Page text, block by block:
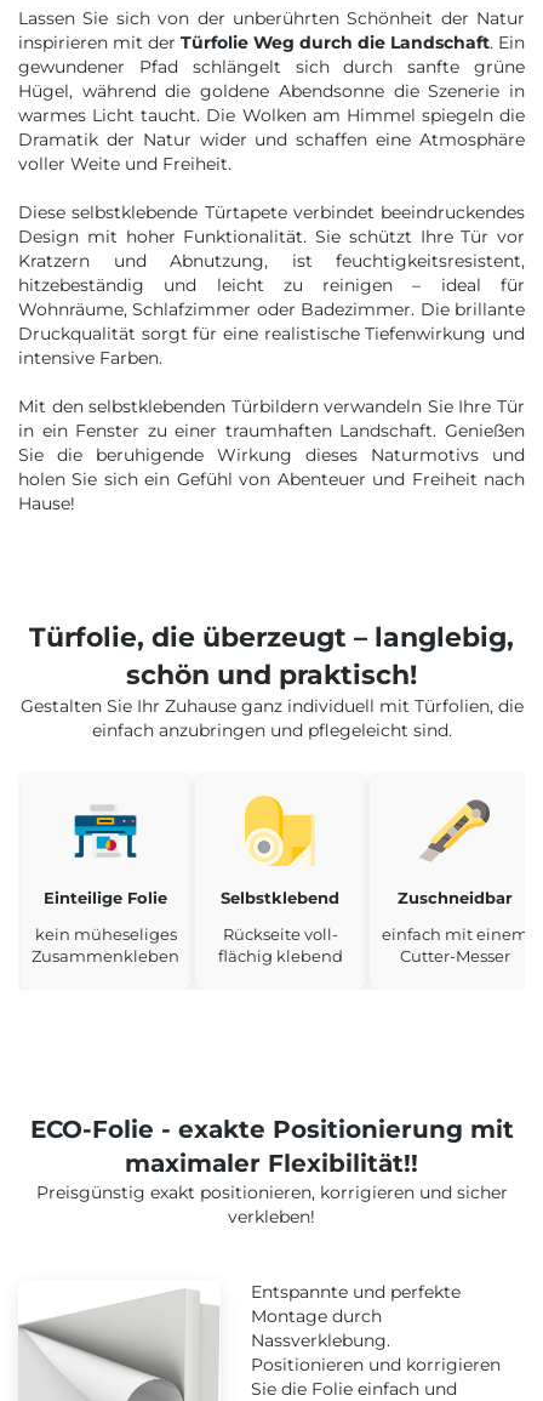
Lassen Sie sich von der unberührten Schönheit der Natur
inspirieren mit der Türfolie Weg durch die Landschaft. Ein
gewundener Pfad schlängelt sich durch sanfte grüne
Hügel, während die goldene Abendsonne die Szenerie in
warmes Licht taucht. Die Wolken am Himmel spiegeln die
Dramatik der Natur wider und schaffen eine Atmosphäre
voller Weite und Freiheit.
Diese selbstklebende Türtapete verbindet beeindruckendes
Design mit hoher Funktionalität. Sie schützt Ihre Tür vor
Kratzern und Abnutzung, ist feuchtigkeitsresistent,
hitzebeständig und leicht zu reinigen – ideal für
Wohnräume, Schlafzimmer oder Badezimmer. Die brillante
Druckqualität sorgt für eine realistische Tiefenwirkung und
intensive Farben.
Mit den selbstklebenden Türbildern verwandeln Sie Ihre Tür
in ein Fenster zu einer traumhaften Landschaft. Genießen
Sie die beruhigende Wirkung dieses Naturmotivs und
holen Sie sich ein Gefühl von Abenteuer und Freiheit nach
Hause!
Türfolie, die überzeugt – langlebig,
schön und praktisch!
Gestalten Sie Ihr Zuhause ganz individuell mit Türfolien, die
einfach anzubringen und pflegeleicht sind.
Einteilige Folie
kein müheseliges
Zusammenkleben
Selbstklebend
Rückseite voll-
flächig klebend
Zuschneidbar
einfach mit einem
Cutter-Messer
ECO-Folie - exakte Positionierung mit
maximaler Flexibilität!!
Preisgünstig exakt positionieren, korrigieren und sicher
verkleben!
Entspannte und perfekte
Montage durch
Nassverklebung.
Positionieren und korrigieren
Sie die Folie einfach und